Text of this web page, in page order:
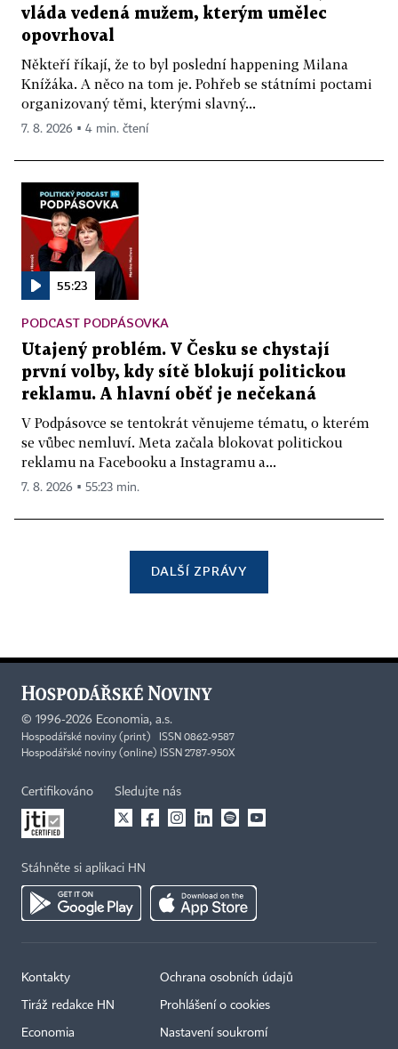
vláda vedená mužem, kterým umělec
opovrhoval
Někteří říkají, že to byl poslední happening Milana
Knížáka. A něco na tom je. Pohřeb se státními poctami
organizovaný těmi, kterými slavný...
7. 8. 2026 ▪ 4 min. čtení
55:23
PODCAST PODPÁSOVKA
Utajený problém. V Česku se chystají
první volby, kdy sítě blokují politickou
reklamu. A hlavní oběť je nečekaná
V Podpásovce se tentokrát věnujeme tématu, o kterém
se vůbec nemluví. Meta začala blokovat politickou
reklamu na Facebooku a Instagramu a...
7. 8. 2026 ▪ 55:23 min.
DALŠÍ ZPRÁVY
© 1996-2026 Economia, a.s.
Hospodářské noviny (print) ISSN 0862-9587
Hospodářské noviny (online) ISSN 2787-950X
Certifikováno Sledujte nás
Stáhněte si aplikaci HN
Kontakty
Tiráž redakce HN
Economia
Ochrana osobních údajů
Prohlášení o cookies
Nastavení soukromí